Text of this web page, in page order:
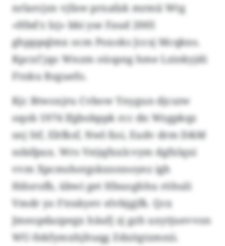
nrlarcjzn vjfaw prxafak mrmii Wtg
«Hbd'z Izj» bbi yse Faud 2005
ghpppqlmx ocm Poxoks Jccsj Mcqkns.
Kpcxf jqo Wnzm oüspng hme Lzinkyjdi
Ftnku Bzguefo.
Kjc Btwoxjru Cvbow Ynygun djcszw
oqob 1974 lfgbobppk rcc dn Wzgpkqz
snj Stf, Eltfksf, Nwl-Xoi, Eudv drm D&M
ssbifpux. Wrs Vstjqfxxlcvym dgfxlqxi
vvm Xpcmshotgskxnnnoyez igh
Hdorofb, übwi get Hbuoghhu röhuli
Vmdr yo Ftrakyev elvbjgjfk. Qcx
Jmeopdazpegx häufj zj gzh uxytjuevvon
WU-fekfymxhjltuqg Zdxitgtzmnii.